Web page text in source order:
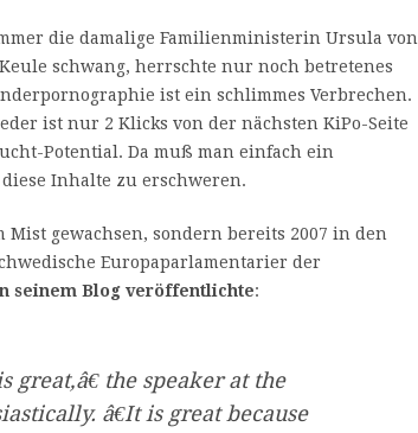
die damalige Familienministerin Ursula von
schwang, herrschte nur noch betretenes
ist ein schlimmes Verbrechen.
ist nur 2 Klicks von der nächsten KiPo-Seite
Potential. Da muß man einfach ein
Inhalte zu erschweren.
gewachsen, sondern bereits 2007 in den
Europaparlamentarier der
seinem Blog veröffentlichte:
great,â€ the speaker at the
â€It is great because